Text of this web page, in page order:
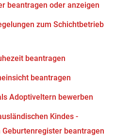
beantragen oder anzeigen
zum Schichtbetrieb
beantragen
beantragen
Adoptiveltern bewerben
Kindes -
Geburtenregister beantragen